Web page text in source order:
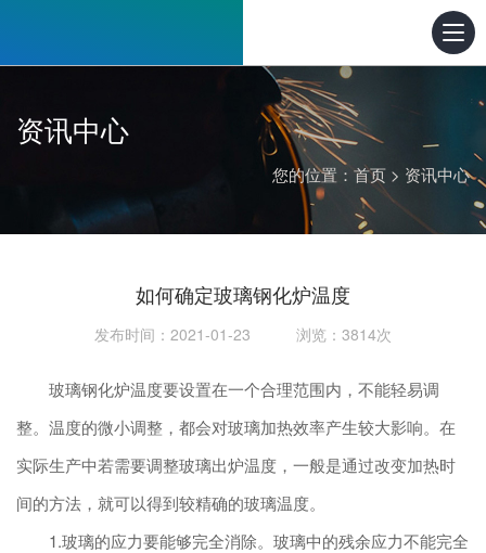
资讯中心
您的位置： 首页 > 资讯中心
如何确定玻璃钢化炉温度
发布时间：2021-01-23 浏览：3814次
玻璃钢化炉温度要设置在一个合理范围内，不能轻易调
整。温度的微小调整，都会对玻璃加热效率产生较大影响。在
实际生产中若需要调整玻璃出炉温度，一般是通过改变加热时
间的方法，就可以得到较精确的玻璃温度。
1.玻璃的应力要能够完全消除。玻璃中的残余应力不能完全